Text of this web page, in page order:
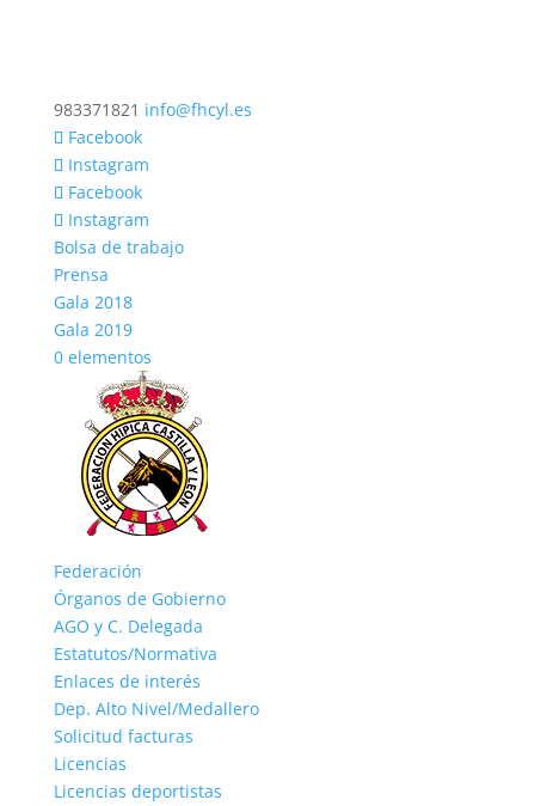
983371821 info@fhcyl.es
Facebook
Instagram
Facebook
Instagram
Bolsa de trabajo
Prensa
Gala 2018
Gala 2019
0 elementos
Federación
Órganos de Gobierno
AGO y C. Delegada
Estatutos/Normativa
Enlaces de interés
Dep. Alto Nivel/Medallero
Solicitud facturas
Licencias
Licencias deportistas